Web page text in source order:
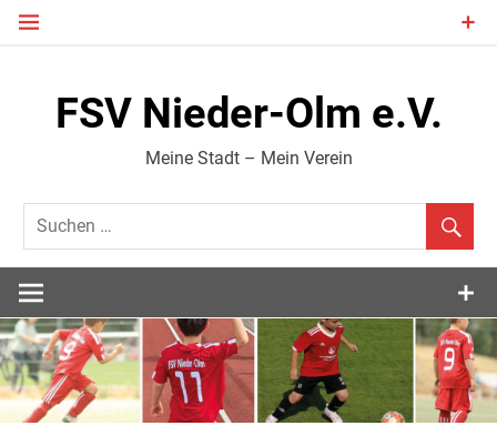
Zum
FSV Nieder-Olm e.V.
Meine Stadt – Mein Verein